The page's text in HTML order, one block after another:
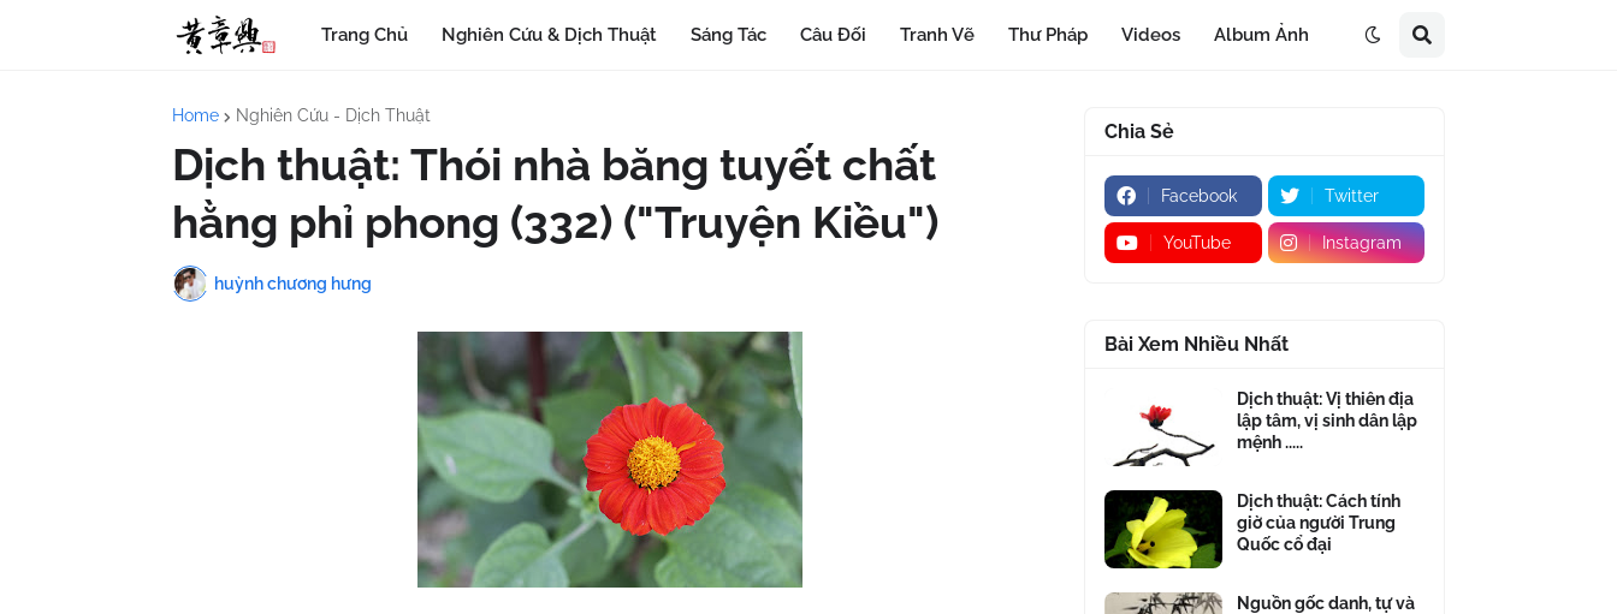
Trang Chủ Nghiên Cứu & Dịch Thuật Sáng Tác Câu Đối Tranh Vẽ Thư Pháp Videos Album Ảnh
Home Nghiên Cứu - Dịch Thuật
Dịch thuật: Thói nhà băng tuyết chất
hằng phỉ phong (332) ("Truyện Kiều")
huỳnh chương hưng
Chia Sẻ
Facebook Twitter
YouTube Instagram
Bài Xem Nhiều Nhất
Dịch thuật: Vị thiên địa
lập tâm, vị sinh dân lập
mệnh .....
Dịch thuật: Cách tính
giờ của người Trung
Quốc cổ đại
Nguồn gốc danh, tự và